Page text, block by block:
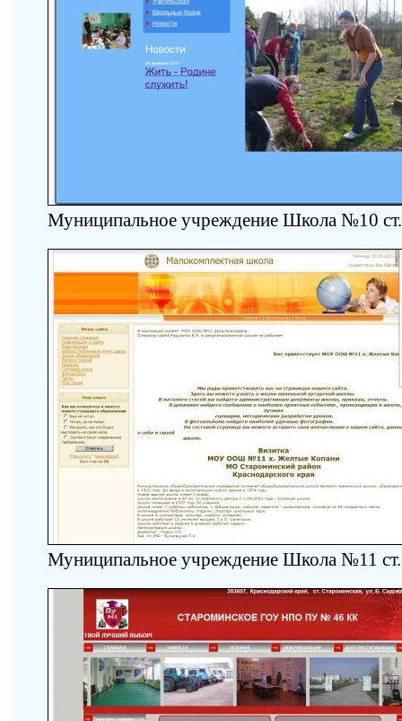
Муниципальное учреждение Школа №10
Муниципальное учреждение Школа №11